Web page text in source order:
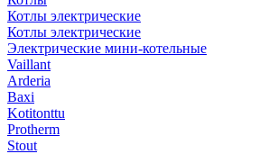
Котлы электрические
Котлы электрические
Электрические мини-котельные
Vaillant
Arderia
Baxi
Kotitonttu
Protherm
Stout